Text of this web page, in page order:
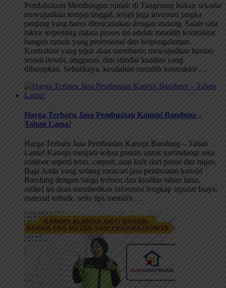
Pendahuluan Membangun rumah di Tangerang bukan sekadar
mewujudkan tempat tinggal, tetapi juga investasi jangka
panjang yang harus direncanakan dengan matang. Salah satu
faktor terpenting dalam proses ini adalah memilih kontraktor
bangun rumah yang profesional dan berpengalaman.
Kontraktor yang tepat akan membantu mewujudkan hunian
sesuai desain, anggaran, dan standar kualitas yang
diharapkan. Sebaliknya, kesalahan memilih kontraktor …
Harga Terbaru Jasa Pembuatan Kanopi Bandung –
Tahan Lama!
Harga Terbaru Jasa Pembuatan Kanopi Bandung – Tahan
Lama! Kanopi menjadi solusi praktis untuk melindungi area
outdoor seperti teras, carport, atau kafe dari panas dan hujan.
Bagi Anda yang sedang mencari jasa pembuatan kanopi
Bandung dengan harga terbaru dan kualitas tahan lama,
artikel ini akan memberikan informasi lengkap seputar biaya,
material terbaik, serta tips memilih …